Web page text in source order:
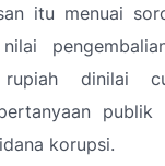
itu menuai
dinilai
korupsi.